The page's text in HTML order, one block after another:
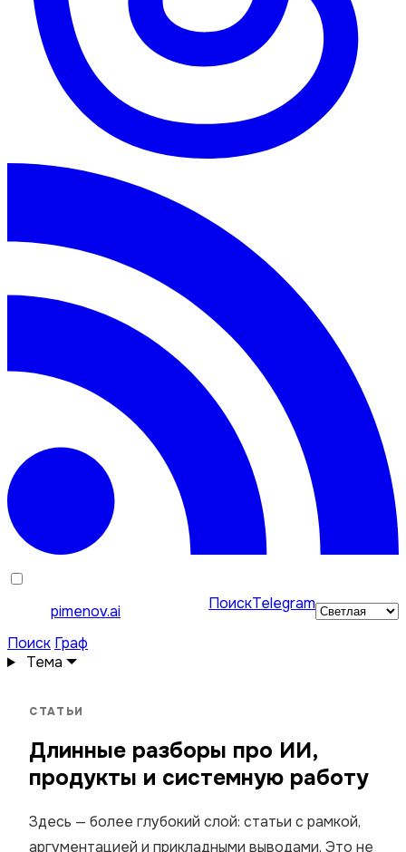
pimenov.ai ПоискTelegram
Поиск Граф
Тема
СТАТЬИ
Длинные разборы про ИИ,
продукты и системную работу
Здесь — более глубокий слой: статьи с рамкой,
аргументацией и прикладными выводами. Это не